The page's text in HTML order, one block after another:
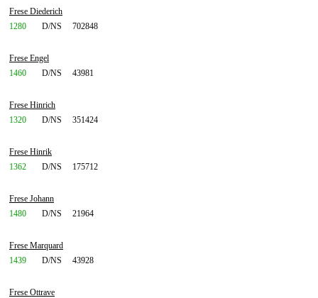
Frese Diederich
1280
D/NS 702848
Frese Engel
1460
D/NS 43981
Frese Hinrich
1320
D/NS 351424
Frese Hinrik
1362
D/NS 175712
Frese Johann
1480
D/NS 21964
Frese Marquard
1439
D/NS 43928
Frese Ottrave